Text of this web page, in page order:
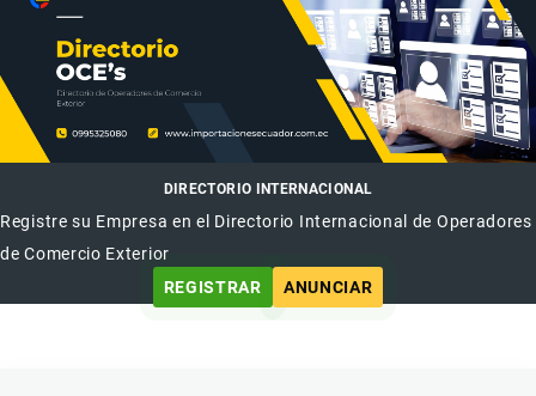
DIRECTORIO INTERNACIONAL
Registre su Empresa en el Directorio Internacional de Operadores
de Comercio Exterior
REGISTRAR
ANUNCIAR